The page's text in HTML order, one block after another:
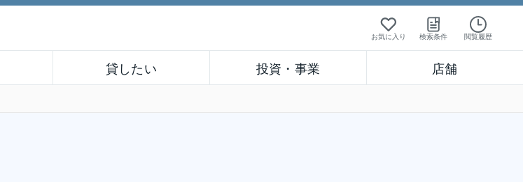
お気に入り 検索条件 閲覧履歴
貸したい 投資・事業 店舗